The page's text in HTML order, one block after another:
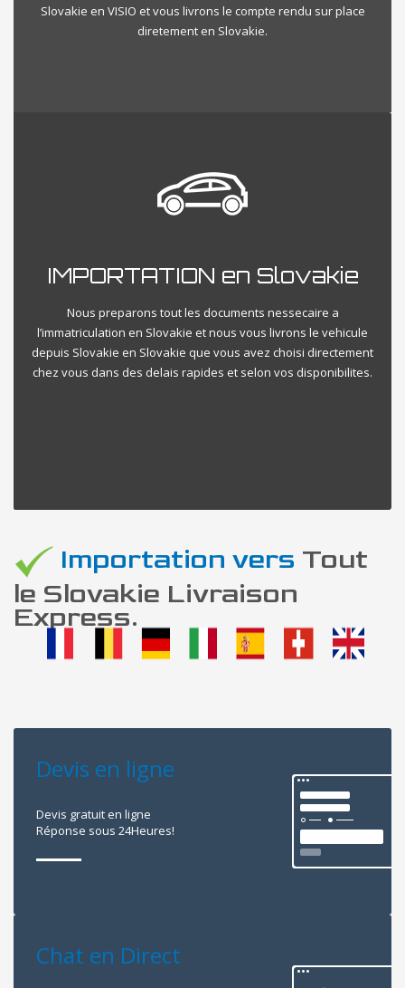
Slovakie en VISIO et vous livrons le compte rendu sur place
diretement en Slovakie.
IMPORTATION en Slovakie
Nous preparons tout les documents nessecaire a
l’immatriculation en Slovakie et nous vous livrons le vehicule
depuis Slovakie en Slovakie que vous avez choisi directement
chez vous dans des delais rapides et selon vos disponibilites.
Importation vers Tout
le Slovakie Livraison
Express.
Devis en ligne
Devis gratuit en ligne
Réponse sous 24Heures!
Chat en Direct